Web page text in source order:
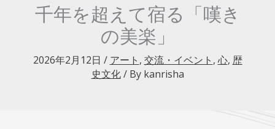
千年を超えて宿る「嘆き
の美楽」
2026年2月12日 / アート , 交流・イベント , 心, 歴
史文化/ By kanrisha